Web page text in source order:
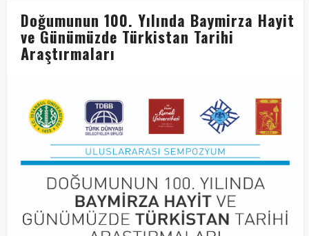
Doğumunun 100. Yılında Baymirza Hayit
ve Günümüzde Türkistan Tarihi
Araştırmaları